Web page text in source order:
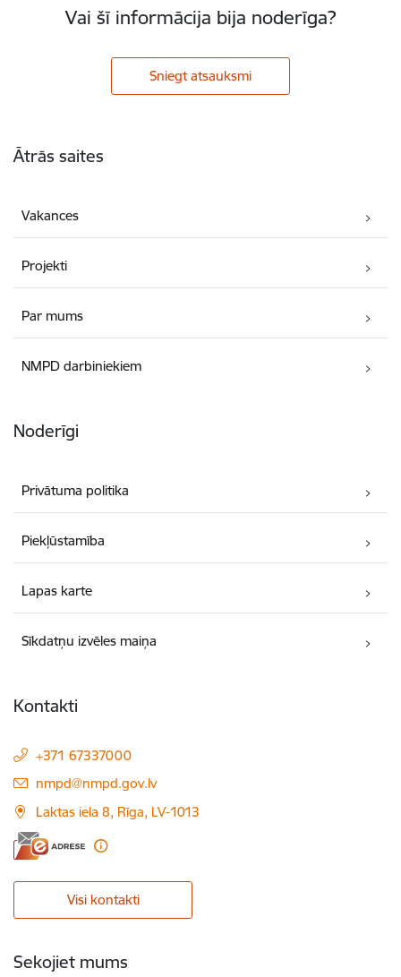
Vai šī informācija bija noderīga?
Sniegt atsauksmi
Ātrās saites
Vakances
Projekti
Par mums
NMPD darbiniekiem
Noderīgi
Privātuma politika
Piekļūstamība
Lapas karte
Sīkdatņu izvēles maiņa
Kontakti
+371 67337000
E-pasts:
nmpd@nmpd.gov.lv
Laktas iela 8, Rīga, LV-1013
Visi kontakti
Sekojiet mums